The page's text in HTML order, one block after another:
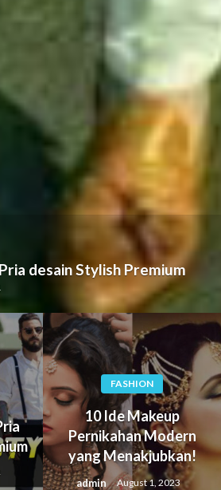
desain Stylish Premium
FASHION
10 Ide Makeup
Pernikahan Modern
yang Menakjubkan!
admin August 1, 2023